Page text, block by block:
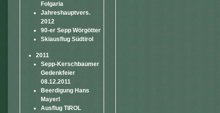
Folgaria
Jahreshauptvers.
2012
90-er Sepp Wörgötter
Skiausflug Südtirol
2011
Sepp-Kerschbaumer
Gedenkfeier
08.12.2011
Beerdigung Hans
Mayerl
Ausflug TIROL